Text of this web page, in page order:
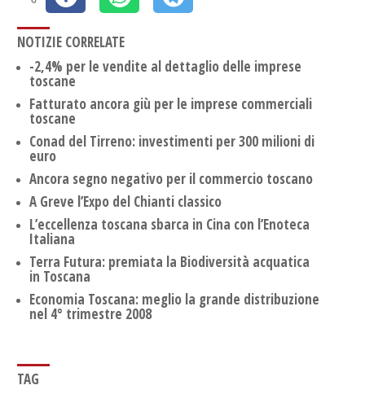
NOTIZIE CORRELATE
-2,4% per le vendite al dettaglio delle imprese
toscane
Fatturato ancora giù per le imprese commerciali
toscane
Conad del Tirreno: investimenti per 300 milioni di
euro
Ancora segno negativo per il commercio toscano
A Greve l’Expo del Chianti classico
L’eccellenza toscana sbarca in Cina con l’Enoteca
Italiana
Terra Futura: premiata la Biodiversità acquatica
in Toscana
Economia Toscana: meglio la grande distribuzione
nel 4° trimestre 2008
TAG